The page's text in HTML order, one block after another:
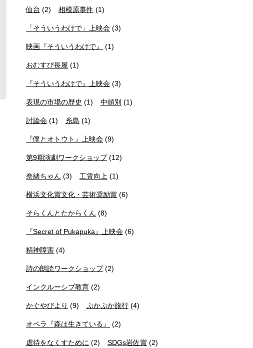
仙台 (2) 相模原事件 (1)
「そういうわけで」上映会 (3)
映画『そういうわけで』 (1)
おむすび長屋 (1)
『そういうわけで』上映会 (3)
表現の市場の歴史 (1) 中頓別 (1)
討論会 (1) 糸島 (1)
『僕とオトウト』上映会 (9)
第9期演劇ワークショップ(12)
奈緒ちゃん (3) 工賃向上(1)
横浜文化賞文化・芸術奨励賞 (6)
そらくんとたからくん (8)
『Secret of Pukapuka』上映会 (6)
精神障害 (4)
詩の朗読ワークショップ(2)
インクルーシブ教育 (2)
かぐやびより (9) ぷかぷか旅行(4)
オペラ『森は生きている』 (2)
虐待をなくすために (2) SDGs岩佐賞(2)